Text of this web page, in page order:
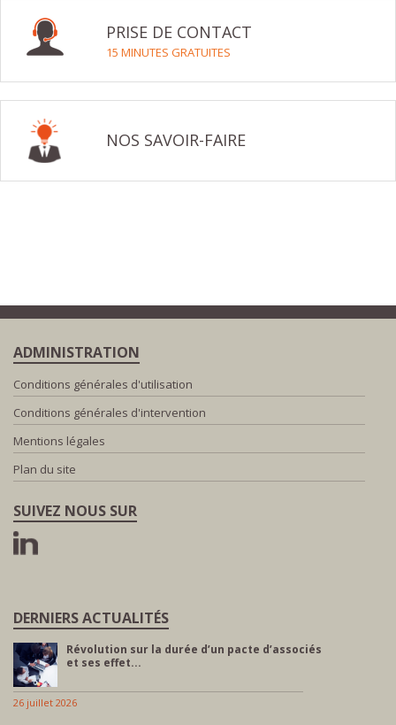
PRISE DE CONTACT
15 MINUTES GRATUITES
NOS SAVOIR-FAIRE
ADMINISTRATION
Conditions générales d'utilisation
Conditions générales d'intervention
Mentions légales
Plan du site
SUIVEZ NOUS SUR
DERNIERS ACTUALITÉS
Révolution sur la durée d’un pacte d’associés
et ses effet...
26 juillet 2026